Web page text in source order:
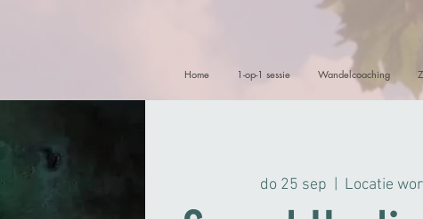
Home 1-op-1 sessie Wandelcoaching
do 25 sep
  |
Locatie